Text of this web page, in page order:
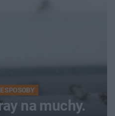
SPOSOBY
na muchy.